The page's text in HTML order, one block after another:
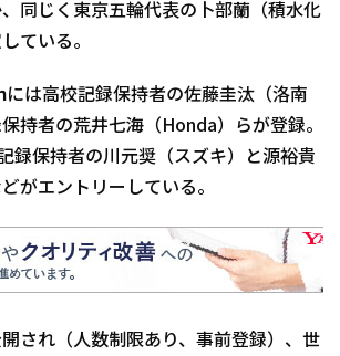
同じく東京五輪代表の卜部蘭（積水化
ている。
には高校記録保持者の佐藤圭汰（洛南
持者の荒井七海（Honda）らが登録。
録保持者の川元奨（スズキ）と源裕貴
がエントリーしている。
され（人数制限あり、事前登録）、世